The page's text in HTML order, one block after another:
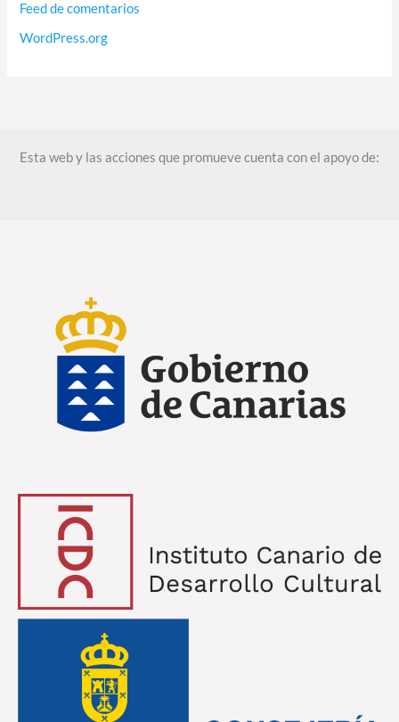
Feed de comentarios
WordPress.org
Esta web y las acciones que promueve cuenta con el apoyo de: